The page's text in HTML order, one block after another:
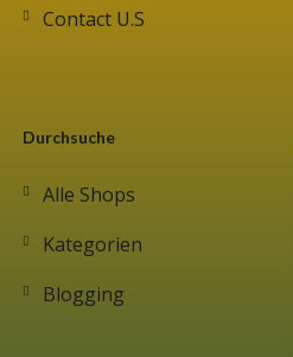
Contact U.S
Durchsuche
Alle Shops
Kategorien
Blogging